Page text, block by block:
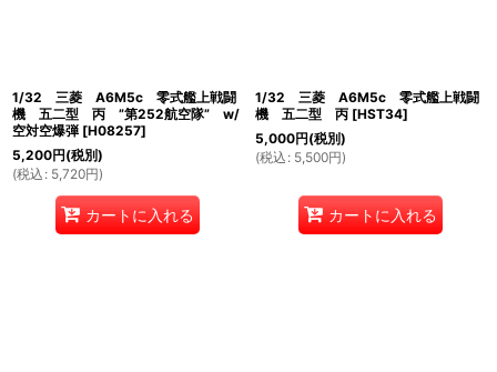
1/32 三菱 A6M5c 零式艦上戦闘
機 五二型 丙 ”第252航空隊” w/
空対空爆弾 [H08257]
5,200円(税別)
(税込 : 5,720円)
カートに入れる
1/32 三菱 A6M5c 零式艦上戦闘
機 五二型 丙 [HST34]
5,000円(税別)
(税込 : 5,500円)
カートに入れる